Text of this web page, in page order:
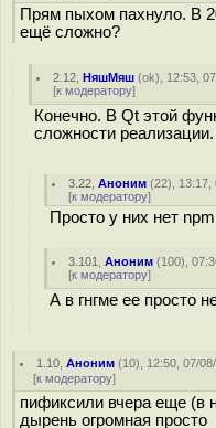
Прям пыхом пахнуло. В
ещё сложно?
2.12 ,НяшМяш (ok), 12:53,
[к модератору]
Конечно. В Qt этой
сложности
3.22 ,Аноним (22), 13:17,
[к модератору]
Просто у них нет
3.101 ,Аноним (100),
[к модератору]
А в гнгме ее просто
1.10 ,Аноним (10), 12:50, 07/
[к модератору]
пификсили вчера еще (в
дырень огромная просто